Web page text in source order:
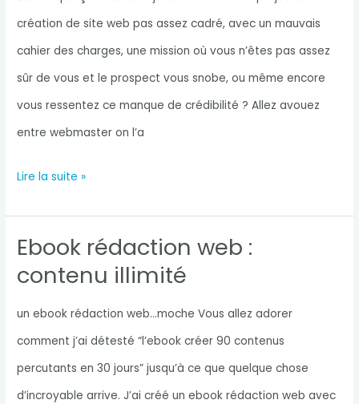
(transverses
ou
soft
skills)
création de site web pas assez cadré, avec un mauvais
cahier des charges, une mission où vous n’êtes pas assez
sûr de vous et le prospect vous snobe, ou même encore
vous ressentez ce manque de crédibilité ? Allez avouez
entre webmaster on l’a
Documents
création
de
site
internet
Lire la suite »
Ebook rédaction web :
contenu illimité
un ebook rédaction web…moche Vous allez adorer
comment j’ai détesté “l’ebook créer 90 contenus
percutants en 30 jours” jusqu’à ce que quelque chose
d’incroyable arrive. J’ai créé un ebook rédaction web avec